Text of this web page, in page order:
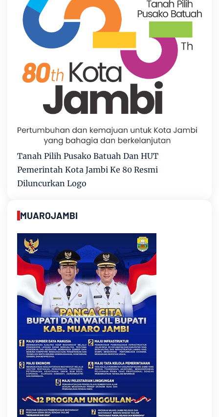
Tanah Pilih Pusako Batuah Dan HUT
Pemerintah Kota Jambi Ke 80 Resmi
Diluncurkan Logo
MUAROJAMBI